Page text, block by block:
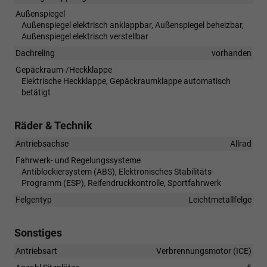
Außenspiegel
Außenspiegel elektrisch anklappbar, Außenspiegel beheizbar,
Außenspiegel elektrisch verstellbar
Dachreling
vorhanden
Gepäckraum-/Heckklappe
Elektrische Heckklappe, Gepäckraumklappe automatisch
betätigt
Räder & Technik
Antriebsachse
Allrad
Fahrwerk- und Regelungssysteme
Antiblockiersystem (ABS), Elektronisches Stabilitäts-
Programm (ESP), Reifendruckkontrolle, Sportfahrwerk
Felgentyp
Leichtmetallfelge
Sonstiges
Antriebsart
Verbrennungsmotor (ICE)